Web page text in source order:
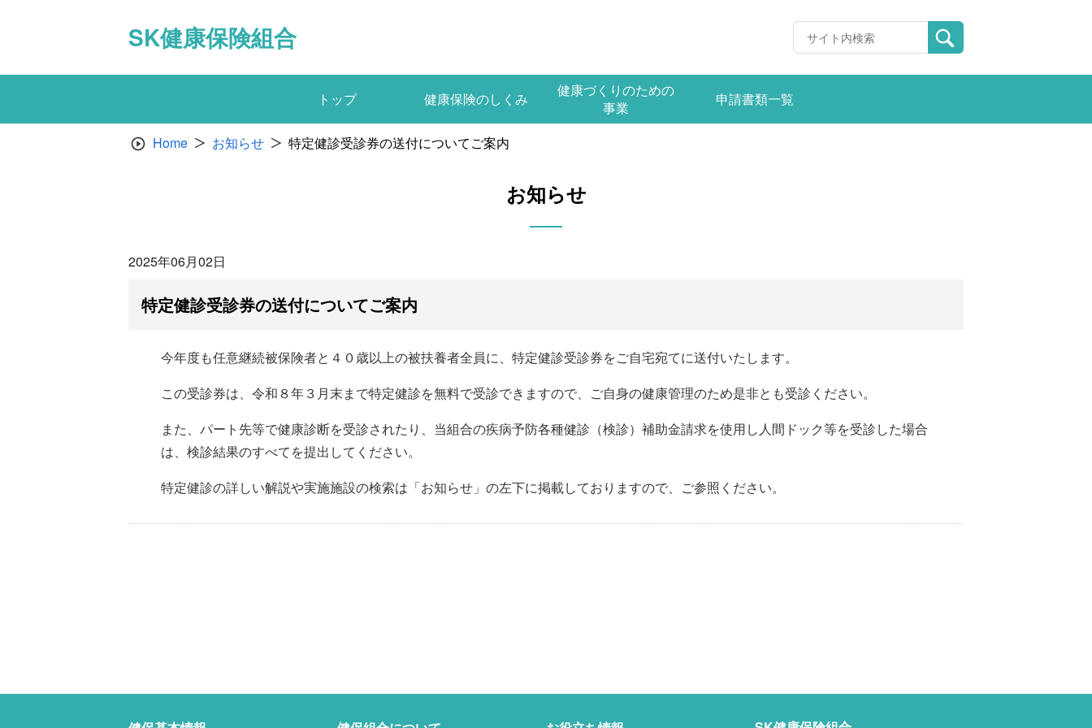
SK健康保険組合
トップ 健康保険のしくみ
健康づくりのための
事業
申請書類一覧
Home お知らせ 特定健診受診券の送付についてご案内
お知らせ
2025年06月02日
特定健診受診券の送付についてご案内
今年度も任意継続被保険者と４０歳以上の被扶養者全員に、特定健診受診券をご自宅宛てに送付いたします。
この受診券は、令和８年３月末まで特定健診を無料で受診できますので、ご自身の健康管理のため是非とも受診ください。
また、パート先等で健康診断を受診されたり、当組合の疾病予防各種健診（検診）補助金請求を使用し人間ドック等を受診した場合
は、検診結果のすべてを提出してください。
特定健診の詳しい解説や実施施設の検索は「お知らせ」の左下に掲載しておりますので、ご参照ください。